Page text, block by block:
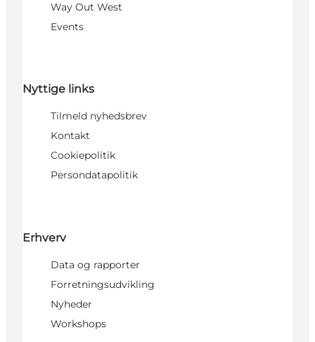
Way Out West
Events
Nyttige links
Tilmeld nyhedsbrev
Kontakt
Cookiepolitik
Persondatapolitik
Erhverv
Data og rapporter
Forretningsudvikling
Nyheder
Workshops